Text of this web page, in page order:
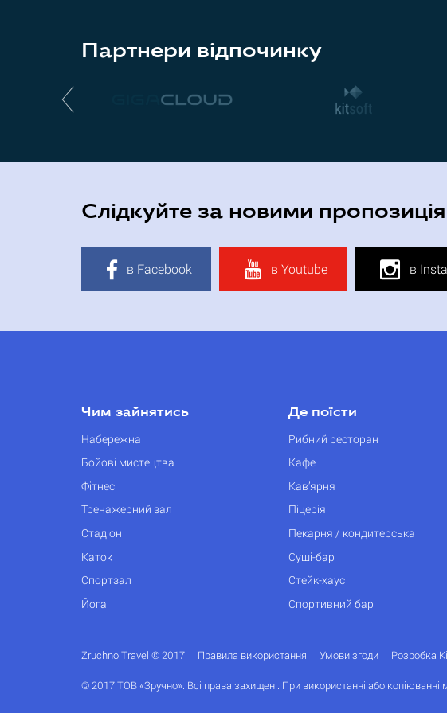
Партнери відпочинку
Слідкуйте за новими
в Facebook в Youtube в
Чим зайнятись
Набережна
Бойові мистецтва
Фітнес
Тренажерний зал
Стадіон
Каток
Спортзал
Йога
Де поїсти
Рибний ресторан
Кафе
Кав’ярня
Піцерія
Пекарня / кондитерська
Суші-бар
Стейк-хаус
Спортивний бар
Zruchno.Travel © 2017 Правила використання Умови згоди Розробка
© 2017 ТОВ «Зручно». Всі права захищені. При використанні або